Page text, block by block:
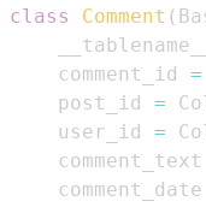
class Comment (
    comment_id
=
    post_id
=
    user_id
=
    comment_text
    comment_date